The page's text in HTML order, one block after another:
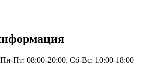
Пн-Пт: 08:00-20:00, Сб-Вс: 10:00-18:00